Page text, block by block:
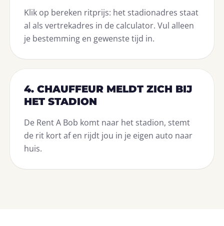
Klik op bereken ritprijs: het stadionadres staat
al als vertrekadres in de calculator. Vul alleen
je bestemming en gewenste tijd in.
4. CHAUFFEUR MELDT ZICH BIJ
HET STADION
De Rent A Bob komt naar het stadion, stemt
de rit kort af en rijdt jou in je eigen auto naar
huis.